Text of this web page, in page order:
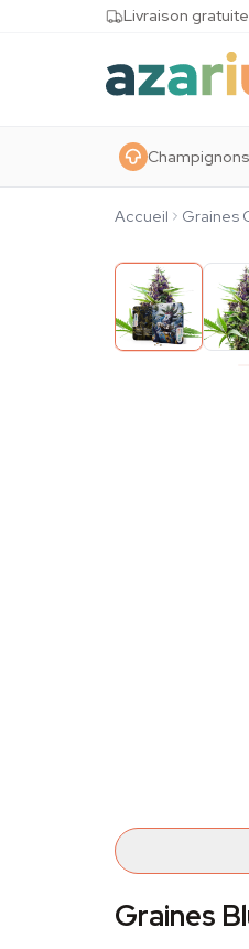
Skip to contentLivraison
Accueil Graines
Graines